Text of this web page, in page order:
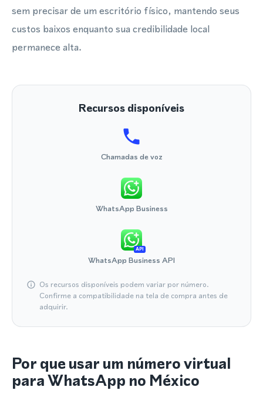
sem precisar de um escritório físico, mantendo seus
custos baixos enquanto sua credibilidade local
permanece alta.
Recursos disponíveis
Chamadas de voz
WhatsApp Business
API
WhatsApp Business API
Os recursos disponíveis podem variar por número.
Confirme a compatibilidade na tela de compra antes de
adquirir.
Por que usar um número virtual
para WhatsApp no México